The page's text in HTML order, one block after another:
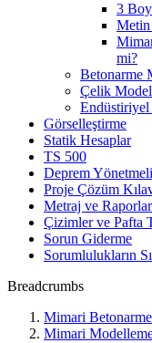
3
Metin
mi?
Betonarme
Çelik
Endüstiriyel
Görselleştirme
Statik Hesaplar
TS 500
Deprem
Proje Çözüm
Metraj ve Raporlar
Çizimler ve Pafta
Sorun Giderme
Sorumlulukların
Breadcrumbs
Mimari
Mimari